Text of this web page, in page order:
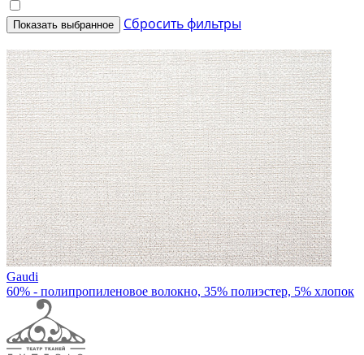
Показать выбранное Сбросить фильтры
Gaudi
60% - полипропиленовое волокно, 35% полиэстер, 5% хлопок